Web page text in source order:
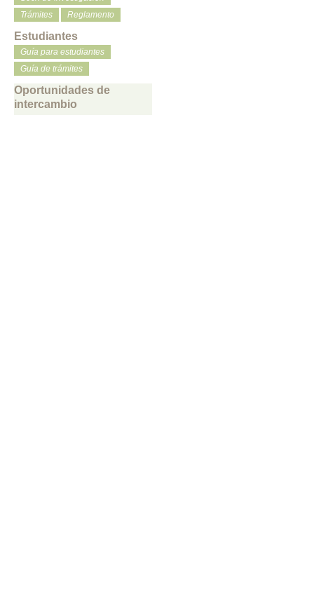
Trámites
Reglamento
Estudiantes
Guía para estudiantes
Guía de trámites
Oportunidades de
intercambio